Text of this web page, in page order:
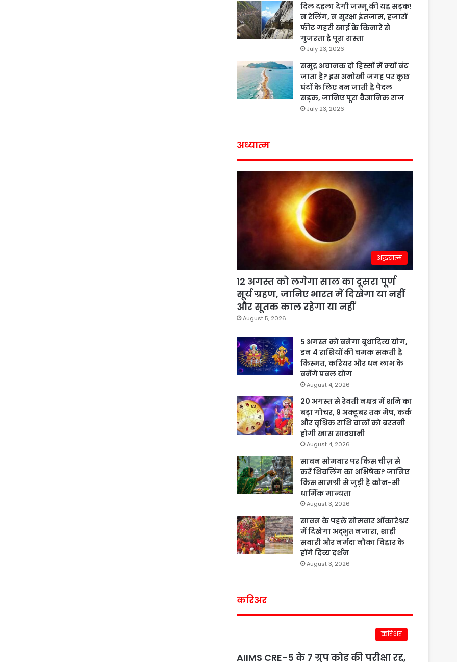
दिल दहला देगी जम्मू की यह सड़क!
न रेलिंग, न सुरक्षा इंतजाम, हजारों
फीट गहरी खाई के किनारे से
गुजरता है पूरा रास्ता
July 23, 2026
समुद्र अचानक दो हिस्सों में क्यों बंट
जाता है? इस अनोखी जगह पर कुछ
घंटों के लिए बन जाती है पैदल
सड़क, जानिए पूरा वैज्ञानिक राज
July 23, 2026
अध्यात्म
अद्धयात्म
12 अगस्त को लगेगा साल का दूसरा पूर्ण
सूर्य ग्रहण, जानिए भारत में दिखेगा या नहीं
और सूतक काल रहेगा या नहीं
August 5, 2026
5 अगस्त को बनेगा बुधादित्य योग,
इन 4 राशियों की चमक सकती है
किस्मत, करियर और धन लाभ के
बनेंगे प्रबल योग
August 4, 2026
20 अगस्त से रेवती नक्षत्र में शनि का
बड़ा गोचर, 9 अक्टूबर तक मेष, कर्क
और वृश्चिक राशि वालों को बरतनी
होगी खास सावधानी
August 4, 2026
सावन सोमवार पर किस चीज़ से
करें शिवलिंग का अभिषेक? जानिए
किस सामग्री से जुड़ी है कौन-सी
धार्मिक मान्यता
August 3, 2026
सावन के पहले सोमवार ओंकारेश्वर
में दिखेगा अद्भुत नजारा, शाही
सवारी और नर्मदा नौका विहार के
होंगे दिव्य दर्शन
August 3, 2026
करिअर
करिअर
AIIMS CRE-5 के 7 ग्रुप कोड की परीक्षा रद्द,